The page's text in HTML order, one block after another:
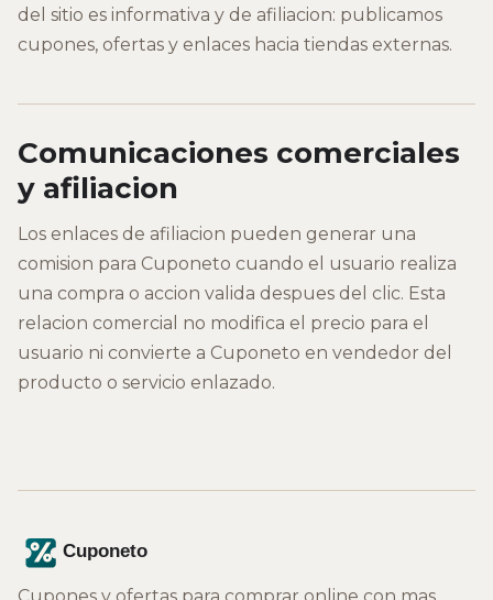
del sitio es informativa y de afiliacion: publicamos
cupones, ofertas y enlaces hacia tiendas externas.
Comunicaciones comerciales
y afiliacion
Los enlaces de afiliacion pueden generar una
comision para Cuponeto cuando el usuario realiza
una compra o accion valida despues del clic. Esta
relacion comercial no modifica el precio para el
usuario ni convierte a Cuponeto en vendedor del
producto o servicio enlazado.